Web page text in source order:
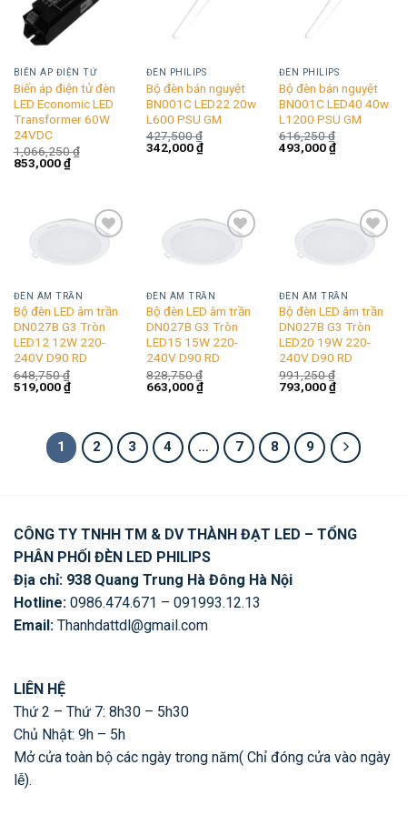
BIẾN ÁP ĐIỆN TỬ
Biến áp điện tử đèn
LED Economic LED
Transformer 60W
24VDC
1,066,250₫
Giá
853,000₫Giá
hiện
853,000 ₫.
ĐÈN PHILIPS
Bộ đèn bán nguyệt
BN001C LED22 20w
L600 PSU GM
427,500₫
Giá
342,000₫Giá
hiện
ĐÈN PHILIPS
Bộ đèn bán nguyệt
BN001C LED40 40w
L1200 PSU GM
616,250₫
Giá
493,000₫Giá
hiện
wishlist
ĐÈN ÂM TRẦN
Bộ đèn LED âm trần
DN027B G3 Tròn
LED12 12W 220-
240V D90 RD
648,750₫
Giá
519,000₫Giá
hiện
519,000 ₫.
wishlist
ĐÈN ÂM TRẦN
Bộ đèn LED âm trần
DN027B G3 Tròn
LED15 15W 220-
240V D90 RD
828,750₫
Giá
663,000₫Giá
hiện
663,000 ₫.
wishlist
ĐÈN ÂM TRẦN
Bộ đèn LED âm trần
DN027B G3 Tròn
LED20 19W 220-
240V D90 RD
991,250₫
Giá
793,000₫Giá
hiện
793,000 ₫.
1 2 3 4 … 7 8 9
CÔNG TY TNHH TM & DV THÀNH ĐẠT LED – TỔNG
PHÂN PHỐI ĐÈN LED PHILIPS
Địa chỉ: 938 Quang Trung Hà Đông Hà Nội
Hotline: 0986.474.671 – 091993.12.13
Email: Thanhdattdl@gmail.com
LIÊN HỆ
Thứ 2 – Thứ 7: 8h30 – 5h30
Chủ Nhật: 9h – 5h
Mở cửa toàn bộ các ngày trong năm( Chỉ đóng cửa vào ngày
lễ).